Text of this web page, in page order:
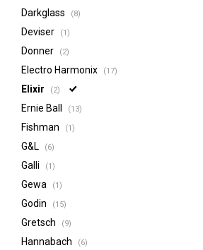
Darkglass (8)
Deviser (1)
Donner (2)
Electro Harmonix (17)
Elixir (2)
Ernie Ball (13)
Fishman (1)
G&L (6)
Galli (1)
Gewa (1)
Godin (15)
Gretsch (9)
Hannabach (6)